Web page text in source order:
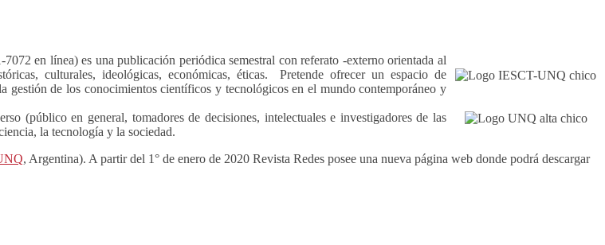
en línea) es una publicación periódica semestral con referato -externo orientada al
culturales, ideológicas, económicas, éticas. Pretende ofrecer un espacio de
de los conocimientos científicos y tecnológicos en el mundo contemporáneo y
(público en general, tomadores de decisiones, intelectuales e investigadores de las
la tecnología y la sociedad.
, Argentina). A partir del 1° de enero de 2020 Revista Redes posee una nueva página web donde podrá descargar